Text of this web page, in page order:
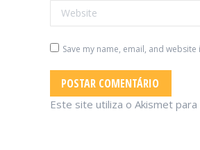
Website
Save my name, email, and
POSTAR COMENTÁRIO
Este site utiliza o Akismet